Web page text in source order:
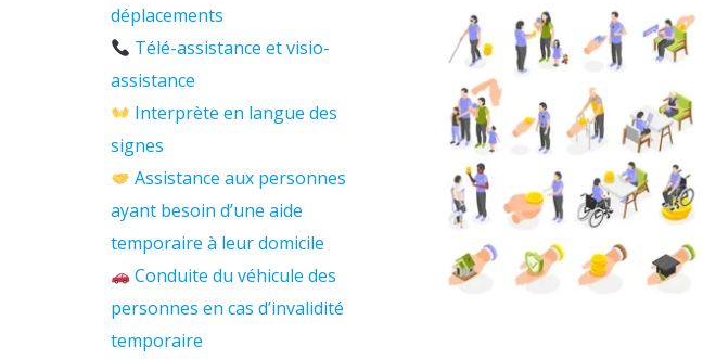
déplacements
Télé-assistance et visio-
assistance
Interprète en langue des
signes
Assistance aux personnes
ayant besoin d’une aide
temporaire à leur domicile
Conduite du véhicule des
personnes en cas d’invalidité
temporaire